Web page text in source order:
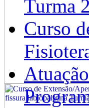
Turma
Curso